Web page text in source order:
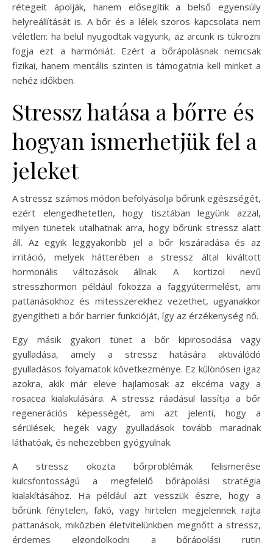
rétegeit ápolják, hanem elősegítik a belső egyensúly
helyreállítását is. A bőr és a lélek szoros kapcsolata nem
véletlen: ha belül nyugodtak vagyunk, az arcunk is tükrözni
fogja ezt a harmóniát. Ezért a bőrápolásnak nemcsak
fizikai, hanem mentális szinten is támogatnia kell minket a
nehéz időkben.
Stressz hatása a bőrre és
hogyan ismerhetjük fel a
jeleket
A stressz számos módon befolyásolja bőrünk egészségét,
ezért elengedhetetlen, hogy tisztában legyünk azzal,
milyen tünetek utalhatnak arra, hogy bőrünk stressz alatt
áll. Az egyik leggyakoribb jel a bőr kiszáradása és az
irritáció, melyek hátterében a stressz által kiváltott
hormonális változások állnak. A kortizol nevű
stresszhormon például fokozza a faggyútermelést, ami
pattanásokhoz és mitesszerekhez vezethet, ugyanakkor
gyengítheti a bőr barrier funkcióját, így az érzékenység nő.
Egy másik gyakori tünet a bőr kipirosodása vagy
gyulladása, amely a stressz hatására aktiválódó
gyulladásos folyamatok következménye. Ez különösen igaz
azokra, akik már eleve hajlamosak az ekcéma vagy a
rosacea kialakulására. A stressz ráadásul lassítja a bőr
regenerációs képességét, ami azt jelenti, hogy a
sérülések, hegek vagy gyulladások tovább maradnak
láthatóak, és nehezebben gyógyulnak.
A stressz okozta bőrproblémák felismerése
kulcsfontosságú a megfelelő bőrápolási stratégia
kialakításához. Ha például azt vesszük észre, hogy a
bőrünk fénytelen, fakó, vagy hirtelen megjelennek rajta
pattanások, miközben életvitelünkben megnőtt a stressz,
érdemes elgondolkodni a bőrápolási rutin